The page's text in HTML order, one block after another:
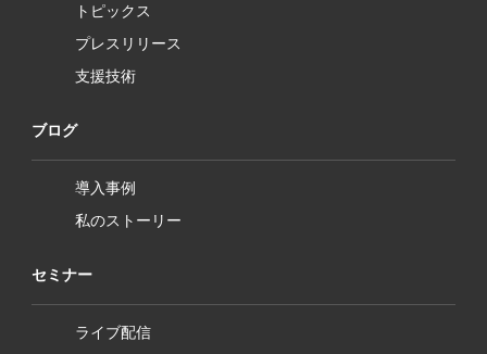
トピックス
プレスリリース
支援技術
ブログ
導入事例
私のストーリー
セミナー
ライブ配信